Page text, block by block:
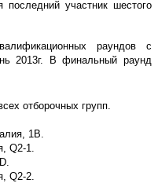
последний участник шестого
раундов с
2013г. В финальный раунд
отборочных групп.
1В.
Q2-1.
Q2-2.